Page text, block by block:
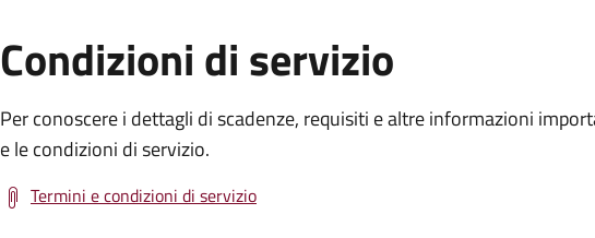
Condizioni di servizio
Per conoscere i dettagli di scadenze, requisiti e altre informazioni
e le condizioni di servizio.
Termini e condizioni di servizio